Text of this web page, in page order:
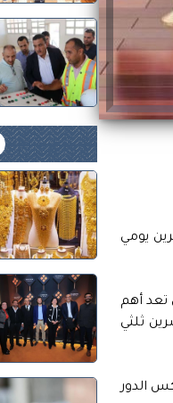
يومي
تعد أهم
ثلثي
الدور